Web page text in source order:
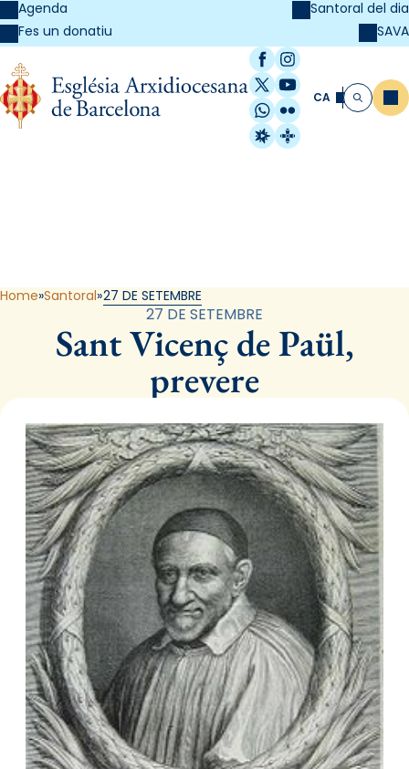
Agenda
Fes un donatiu
Santoral del dia
SAVA
Facebook
Instagram
X / Twitter
YouTube
WhatsApp
Flickr
Radio Estel
Catalunya
CA Cerca
Home Santoral 27 DE SETEMBRE
27 DE SETEMBRE
Sant Vicenç de Paül,
prevere